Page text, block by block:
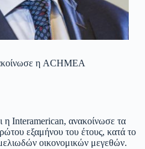
η ACHMEA
Interamerican, ανακοίνωσε τα
εξαμήνου του έτους, κατά το
οικονομικών μεγεθών.